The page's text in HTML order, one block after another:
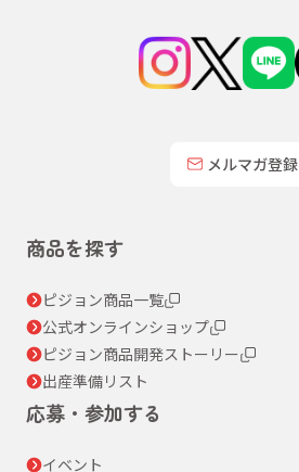
メルマガ登録
商品を探す
ピジョン商品一覧
公式オンラインショップ
ピジョン商品開発ストーリー
出産準備リスト
応募・参加する
イベント